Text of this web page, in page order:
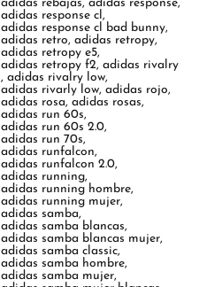
adidas rebajas,adidas response,
adidas response cl,
adidas response cl bad bunny,
adidas retro,adidas retropy,
adidas retropy e5,
adidas retropy f2,adidas rivalry
,adidas rivalry low,
adidas rivarly low,adidas rojo,
adidas rosa,adidas rosas,
adidas run 60s,
adidas run 60s 2.0,
adidas run 70s,
adidas runfalcon,
adidas runfalcon 2.0,
adidas running,
adidas running hombre,
adidas running mujer,
adidas samba,
adidas samba blancas,
adidas samba blancas mujer,
adidas samba classic,
adidas samba hombre,
adidas samba mujer,